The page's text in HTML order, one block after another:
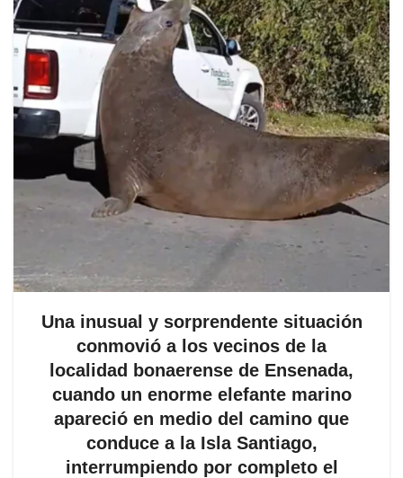
Una inusual y sorprendente situación
conmovió a los vecinos de la
localidad bonaerense de Ensenada,
cuando un enorme elefante marino
apareció en medio del camino que
conduce a la Isla Santiago,
interrumpiendo por completo el